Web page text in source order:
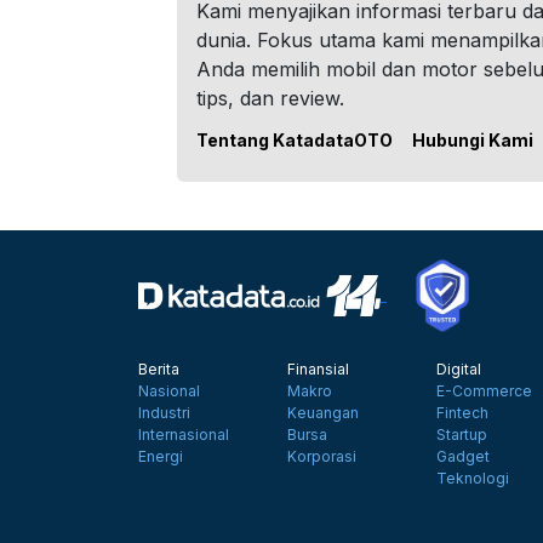
Kami menyajikan informasi terbaru
dunia. Fokus utama kami
Anda memilih mobil dan motor
tips, dan review.
Tentang KatadataOTO Hubungi Kami
Berita
Nasional
Industri
Internasional
Energi
Finansial
Makro
Keuangan
Bursa
Korporasi
Digital
E-Commerce
Fintech
Startup
Gadget
Teknologi